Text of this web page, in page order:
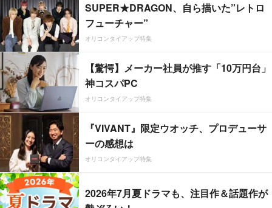
SUPER★DRAGON、自ら描いた”レトロ
フューチャー”
オリコンタイアップ特集
【驚愕】メーカー社員が推す「10万円台」
神コスパPC
オリコンタイアップ特集
『VIVANT』限定ウオッチ、プロデューサ
ーの感想は
オリコンタイアップ特集
2026年7月夏ドラマも、注目作＆話題作が